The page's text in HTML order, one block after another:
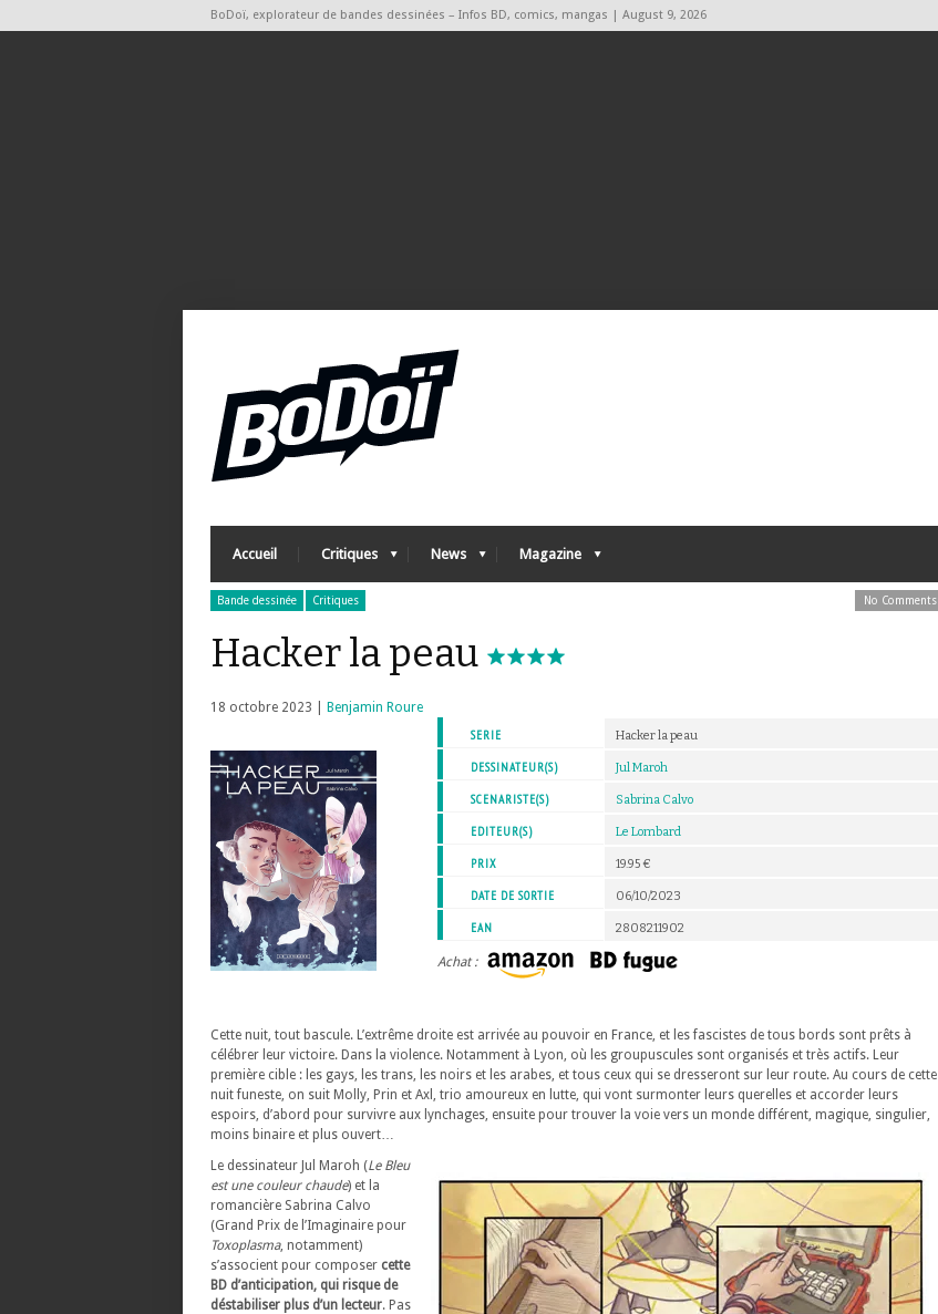
BoDoï, explorateur de bandes dessinées – Infos BD, comics, mangas | August 9, 2026
Accueil Critiques News Magazine
Bande dessinée Critiques No Comments
Hacker la peau
18 octobre 2023 |
Benjamin Roure
SERIE
Hacker la peau
DESSINATEUR(S) Jul Maroh
SCENARISTE(S) Sabrina Calvo
EDITEUR(S) Le Lombard
PRIX 19.95 €
DATE DE SORTIE 06/10/2023
EAN 2808211902
Achat :
Cette nuit, tout bascule. L’extrême droite est arrivée au pouvoir en France, et les fascistes de tous bords sont prêts à
célébrer leur victoire. Dans la violence. Notamment à Lyon, où les groupuscules sont organisés et très actifs. Leur
première cible : les gays, les trans, les noirs et les arabes, et tous ceux qui se dresseront sur leur route. Au cours de cette
nuit funeste, on suit Molly, Prin et Axl, trio amoureux en lutte, qui vont surmonter leurs querelles et accorder leurs
espoirs, d’abord pour survivre aux lynchages, ensuite pour trouver la voie vers un monde différent, magique, singulier,
moins binaire et plus ouvert…
Le dessinateur Jul Maroh (Le Bleu
est une couleur chaude) et la
romancière Sabrina Calvo
(Grand Prix de l’Imaginaire pour
Toxoplasma, notamment)
s’associent pour composer cette
BD d’anticipation, qui risque de
déstabiliser plus d’un lecteur. Pas